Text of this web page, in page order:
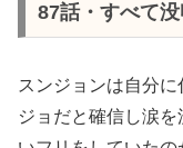
87話・すべて
スンジョンは自分
ジョだと確信し涙